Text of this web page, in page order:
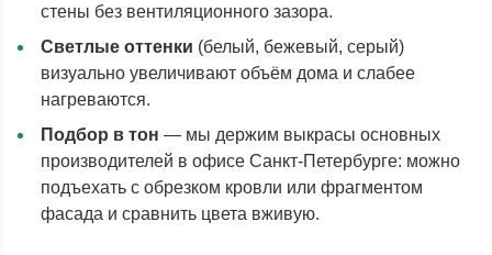
стены без вентиляционного зазора.
Светлые оттенки (белый, бежевый, серый)
визуально увеличивают объём дома и слабее
нагреваются.
Подбор в тон — мы держим выкрасы основных
производителей в офисе Санкт-Петербурге: можно
подъехать с обрезком кровли или фрагментом
фасада и сравнить цвета вживую.